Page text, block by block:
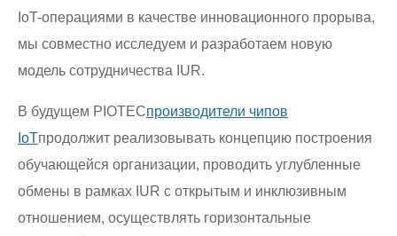
IoT-операциями в качестве инновационного прорыва,
мы совместно исследуем и разработаем новую
модель сотрудничества IUR.
В будущем PIOTECпроизводители чипов
IoTпродолжит реализовывать концепцию построения
обучающейся организации, проводить углубленные
обмены в рамках IUR с открытым и инклюзивным
отношением, осуществлять горизонтальные